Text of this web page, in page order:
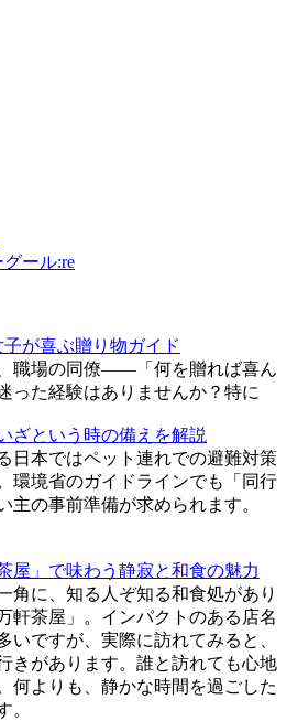
ール:re
が喜ぶ贈り物ガイド
職場の同僚――「何を贈れば喜ん
った経験はありませんか？特に
ざという時の備えを解説
日本ではペット連れでの避難対策
環境省のガイドラインでも「同行
主の事前準備が求められます。
屋」で味わう静寂と和食の魅力
角に、知る人ぞ知る和食処があり
軒茶屋」。インパクトのある店名
いですが、実際に訪れてみると、
きがあります。誰と訪れても心地
何よりも、静かな時間を過ごした
。